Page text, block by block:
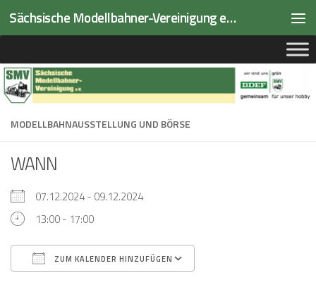
Zum Inhalt springen Sächsische Modellbahner-Vereinigung e.V.
MODELLBAHNAUSSTELLUNG UND BÖRSE
WANN
07.12.2024 - 09.12.2024
13:00 - 17:00
ZUM KALENDER HINZUFÜGEN